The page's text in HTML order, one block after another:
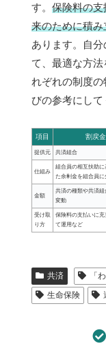
す。 保険料の
来のために積
あります。自
て、最適な方
れぞれの制度
びの参考にして
項目 割戻金
提供元 共済組合
仕組み
組合員の相互扶助
た余剰金を組合員に
金額
共済の種類や共済
変動
受け取
り方
保険料の支払いに
て運用など
共済 「わ
生命保険